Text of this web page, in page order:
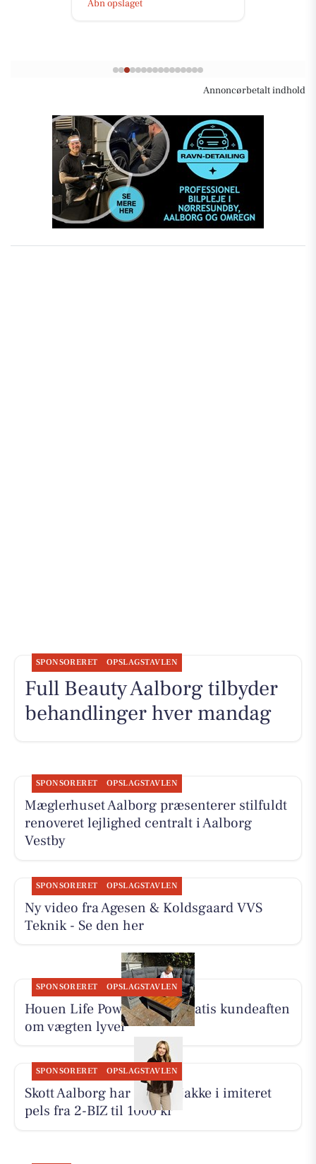
Åbn opslaget
Annoncørbetalt indhold
SPONSORERET OPSLAGSTAVLEN
Full Beauty Aalborg tilbyder
behandlinger hver mandag
SPONSORERET OPSLAGSTAVLEN
Mæglerhuset Aalborg præsenterer stilfuldt
renoveret lejlighed centralt i Aalborg
Vestby
SPONSORERET OPSLAGSTAVLEN
Ny video fra Agesen & Koldsgaard VVS
Teknik - Se den her
SPONSORERET OPSLAGSTAVLEN
Houen Life Power holder gratis kundeaften
om vægten lyver
SPONSORERET OPSLAGSTAVLEN
Skott Aalborg har ny kort jakke i imiteret
pels fra 2-BIZ til 1000 kr